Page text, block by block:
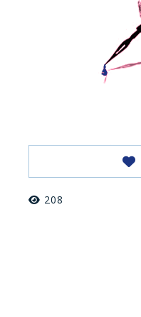
208